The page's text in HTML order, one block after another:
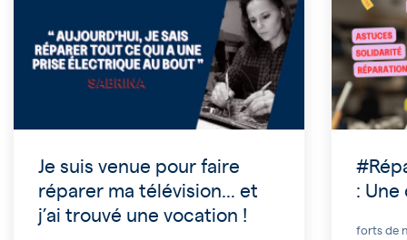
Je suis venue pour faire
réparer ma télévision… et
j’ai trouvé une vocation !
:
forts de